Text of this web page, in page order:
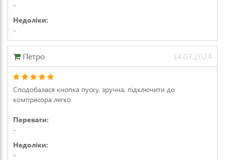
-
Недоліки:
-
Петро 14.07.2024
Сподобалася кнопка пуску, зручна, підключити до
компресора легко
Переваги:
-
Недоліки:
-